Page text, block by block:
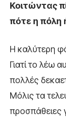
Κοιτώντας
πότε η πόλη
Η καλύτερη
Γιατί το λέω
πολλές
Μόλις τα
προσπάθειες